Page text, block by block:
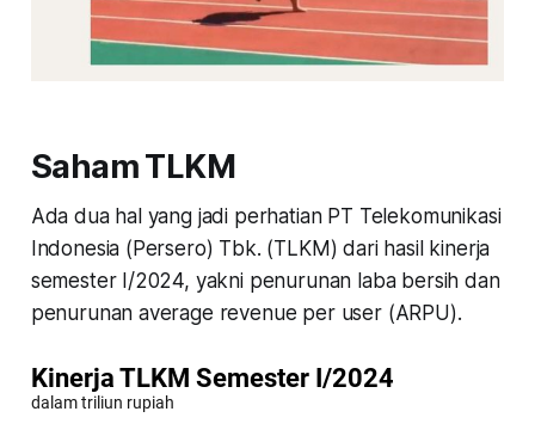
Saham TLKM
Ada dua hal yang jadi perhatian PT Telekomunikasi
Indonesia (Persero) Tbk. (TLKM) dari hasil kinerja
semester I/2024, yakni penurunan laba bersih dan
penurunan average revenue per user (ARPU).